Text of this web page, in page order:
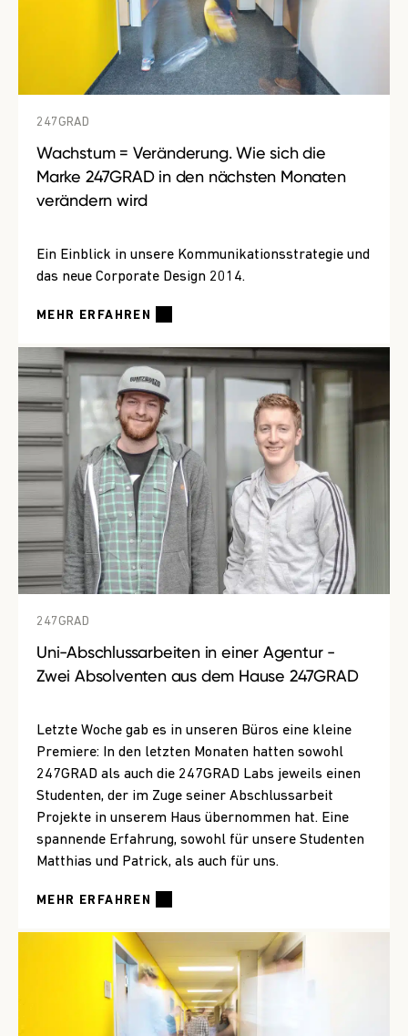
247GRAD
Wachstum = Veränderung. Wie sich die
Marke 247GRAD in den nächsten Monaten
verändern wird
Ein Einblick in unsere Kommunikationsstrategie und
das neue Corporate Design 2014.
MEHR ERFAHREN
247GRAD
Uni-Abschlussarbeiten in einer Agentur -
Zwei Absolventen aus dem Hause 247GRAD
Letzte Woche gab es in unseren Büros eine kleine
Premiere: In den letzten Monaten hatten sowohl
247GRAD als auch die 247GRAD Labs jeweils einen
Studenten, der im Zuge seiner Abschlussarbeit
Projekte in unserem Haus übernommen hat. Eine
spannende Erfahrung, sowohl für unsere Studenten
Matthias und Patrick, als auch für uns.
MEHR ERFAHREN